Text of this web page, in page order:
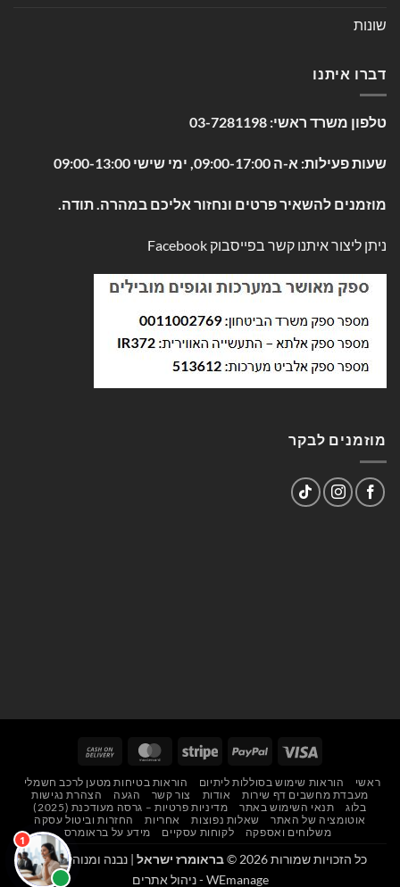
שונות
דברו איתנו
טלפון משרד ראשי: 03-7281198
שעות פעילות: א-ה 09:00-17:00, ימי שישי 09:00-13:00
מוזמנים להשאיר פרטים ונחזור אליכם במהרה. תודה.
ניתן ליצור איתנו קשר בפייסבוק Facebook
מוזמנים לבקר
Visa
PayPal
Stripe
MasterCard
Delivery
ראשי הוראות שימוש בסוללות ליתיום
הוראות בטיחות מטען לרכב חשמלי
מעבדת מחשבים דף שירות
אודות צור קשר הגעה
הצהרת נגישות
בלוג
תנאי השימוש באתר
מדיניות פרטיות – גרסה מעודכנת (2025)
אוטומציה של האתר
שאלות נפוצות אחריות
החזרות וביטול עסקה
משלוחים ואספקה
לקוחות עסקיים מידע על בראומרס
כל הזכויות שמורות 2026 © בראומרז ישראל | נבנה ומנוהל על ידי
WEmanage - ניהול אתרים